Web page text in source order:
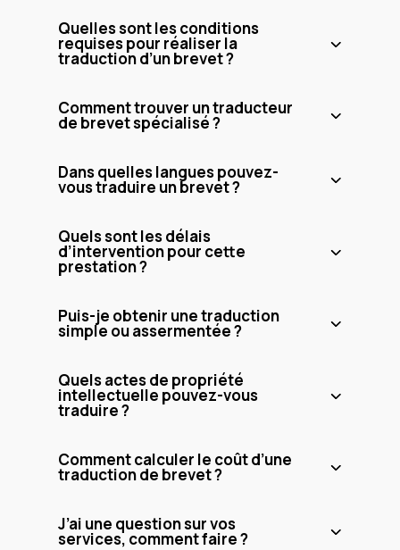
Quelles sont les conditions
requises pour réaliser la
traduction d’un brevet ?
Comment trouver un traducteur
de brevet spécialisé ?
Dans quelles langues pouvez-
vous traduire un brevet ?
Quels sont les délais
d’intervention pour cette
prestation ?
Puis-je obtenir une traduction
simple ou assermentée ?
Quels actes de propriété
intellectuelle pouvez-vous
traduire ?
Comment calculer le coût d’une
traduction de brevet ?
J’ai une question sur vos
services, comment faire ?